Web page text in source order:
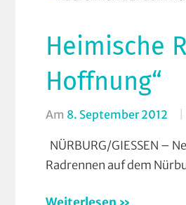
Heimische
Hoffnung“
Am 8. September 2012
NÜRBURG/GIESSEN –
Radrennen auf dem